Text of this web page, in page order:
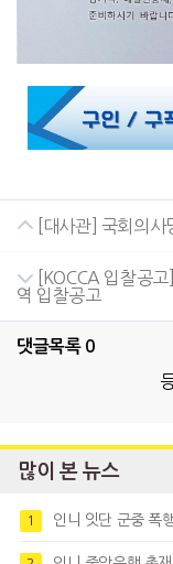
[대사관] 국회의
[KOCCA 입찰공
역 입찰공고
댓글목록 0
많이 본 뉴스
1 인니 잇단 군중 폭